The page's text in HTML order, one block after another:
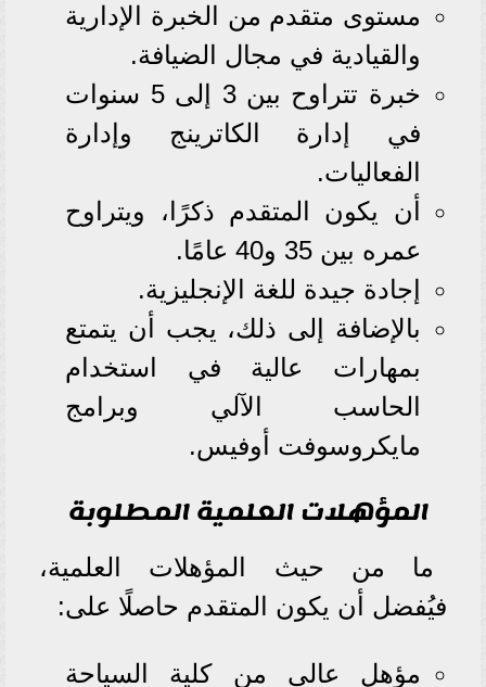
مستوى متقدم من الخبرة الإدارية
والقيادية في مجال الضيافة.
خبرة تتراوح بين 3 إلى 5 سنوات
في إدارة الكاترينج وإدارة
الفعاليات.
أن يكون المتقدم ذكرًا، ويتراوح
عمره بين 35 و40 عامًا.
إجادة جيدة للغة الإنجليزية.
بالإضافة إلى ذلك، يجب أن يتمتع
بمهارات عالية في استخدام
الحاسب الآلي وبرامج
مايكروسوفت أوفيس.
المؤهلات العلمية المطلوبة
ما من حيث المؤهلات العلمية،
فيُفضل أن يكون المتقدم حاصلًا على:
مؤهل عالي من كلية السياحة